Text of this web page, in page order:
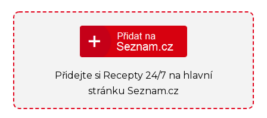
Přidejte si Recepty 24/7 na hlavní
stránku Seznam.cz